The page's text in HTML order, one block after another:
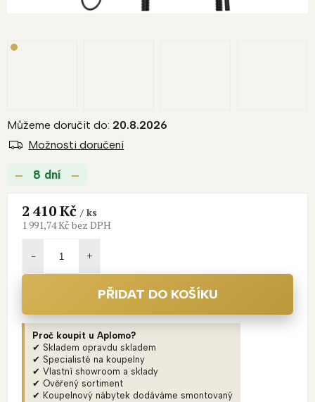
8 dní
Můžeme doručit do: 20.8.2026
Možnosti doručení
2 410 Kč/ ks
1 991,74 Kč bez DPH
PŘIDAT DO KOŠÍKU
Proč koupit u Aplomo?
✔ Skladem opravdu skladem
✔ Specialisté na koupelny
✔ Vlastní showroom a sklady
✔ Ověřený sortiment
✔ Koupelnový nábytek dodáváme smontovaný